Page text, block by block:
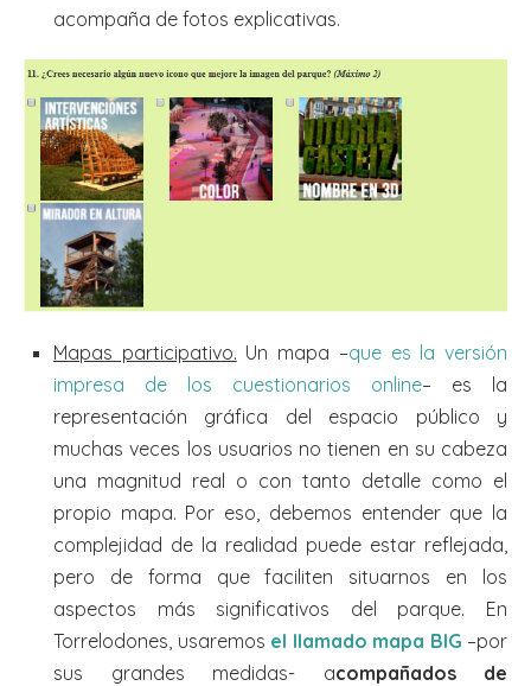
acompaña de fotos explicativas.
Mapas participativo. Un mapa –que es la versión
impresa de los cuestionarios online– es la
representación gráfica del espacio público y
muchas veces los usuarios no tienen en su cabeza
una magnitud real o con tanto detalle como el
propio mapa. Por eso, debemos entender que la
complejidad de la realidad puede estar reflejada,
pero de forma que faciliten situarnos en los
aspectos más significativos del parque. En
Torrelodones, usaremos el llamado mapa BIG –por
sus grandes medidas- acompañados de